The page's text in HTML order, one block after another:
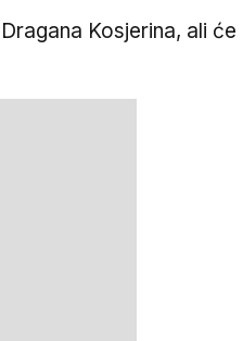
Kosjerina, ali